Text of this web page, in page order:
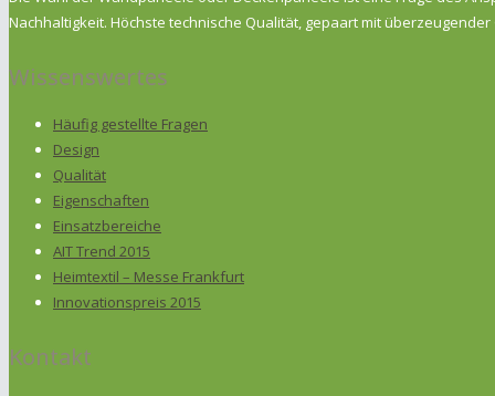
Nachhaltigkeit. Höchste technische Qualität, gepaart mit
Wissenswertes
Häufig gestellte Fragen
Design
Qualität
Eigenschaften
Einsatzbereiche
AIT Trend 2015
Heimtextil – Messe Frankfurt
Innovationspreis 2015
Kontakt